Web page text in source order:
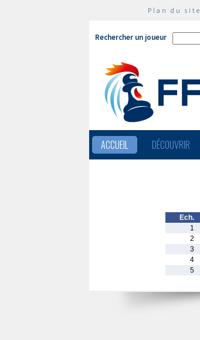
Plan du site
Rechercher un joueur
ACCUEIL DÉCOUVRIR
Ech.
1
2
3
4
5